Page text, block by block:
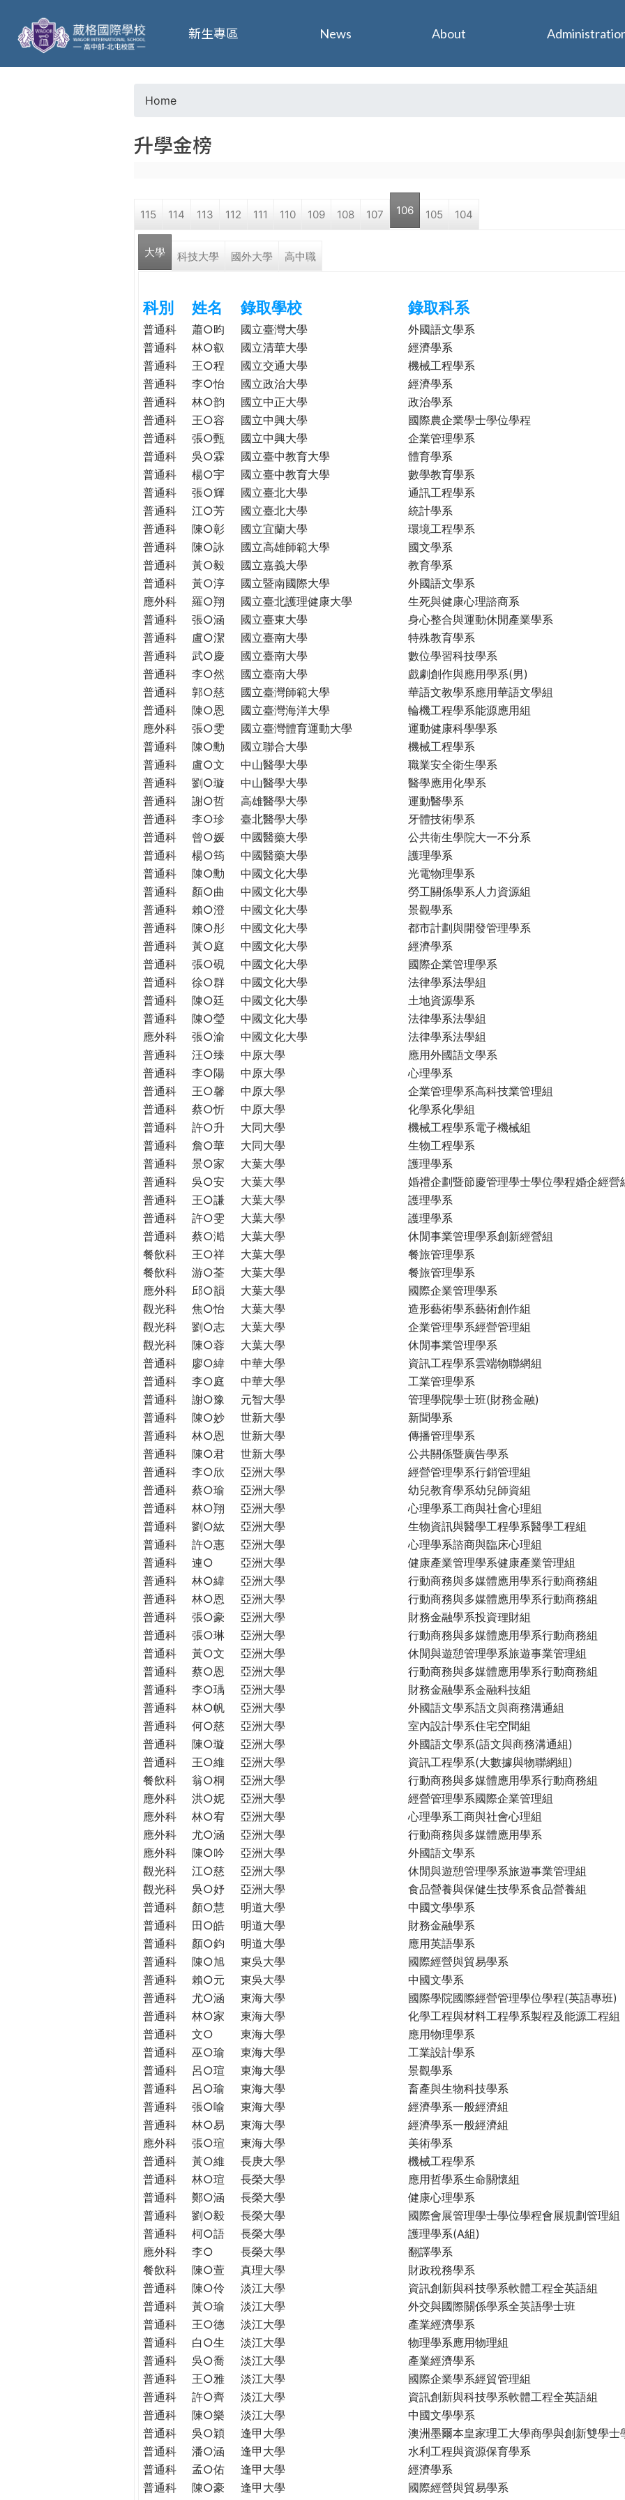
葳
格
o
a
r
h
e
r
e
Home
升學金榜
115 114 113 112 111 110 109 108 107 106 105 104
大學 科技大學 國外大學 高中職
科別 姓名 錄取學校 錄取科系
普通科 蕭○昀 國立臺灣大學
外國語文學系
普通科
林○叡 國立清華大學
經濟學系
普通科
王○程 國立交通大學
機械工程學系
普通科
李○怡 國立政治大學
經濟學系
普通科
林○韵 國立中正大學
政治學系
普通科
王○容 國立中興大學
國際農企業學士學位學程
普通科
張○甄 國立中興大學
企業管理學系
普通科
吳○霖 國立臺中教育大學
體育學系
普通科
楊○宇 國立臺中教育大學
數學教育學系
普通科
張○輝 國立臺北大學
通訊工程學系
普通科
江○芳 國立臺北大學
統計學系
普通科
陳○彰 國立宜蘭大學
環境工程學系
普通科
陳○詠 國立高雄師範大學
國文學系
普通科
黃○毅 國立嘉義大學
教育學系
普通科
黃○淳 國立暨南國際大學
外國語文學系
應外科
羅○翔 國立臺北護理健康大學
生死與健康心理諮商系
普通科
張○涵 國立臺東大學
身心整合與運動休閒產業學系
普通科
盧○潔 國立臺南大學
特殊教育學系
普通科
武○慶 國立臺南大學
數位學習科技學系
普通科
李○然 國立臺南大學
戲劇創作與應用學系(男)
普通科
郭○慈 國立臺灣師範大學
華語文教學系應用華語文學組
普通科
陳○恩 國立臺灣海洋大學
輪機工程學系能源應用組
應外科
張○雯 國立臺灣體育運動大學
運動健康科學學系
普通科
陳○勳 國立聯合大學
機械工程學系
普通科
盧○文 中山醫學大學
職業安全衛生學系
普通科
劉○璇 中山醫學大學
醫學應用化學系
普通科
謝○哲 高雄醫學大學
運動醫學系
普通科
李○珍 臺北醫學大學
牙體技術學系
普通科
曾○媛 中國醫藥大學
公共衛生學院大一不分系
普通科
楊○筠 中國醫藥大學
護理學系
普通科
陳○勳 中國文化大學
光電物理學系
普通科
顏○曲 中國文化大學
勞工關係學系人力資源組
普通科
賴○澄 中國文化大學
景觀學系
普通科
陳○彤 中國文化大學
都市計劃與開發管理學系
普通科
黃○庭 中國文化大學
經濟學系
普通科
張○硯 中國文化大學
國際企業管理學系
普通科
徐○群 中國文化大學
法律學系法學組
普通科
陳○廷 中國文化大學
土地資源學系
普通科
陳○瑩 中國文化大學
法律學系法學組
應外科
張○渝 中國文化大學
法律學系法學組
普通科
汪○臻 中原大學
應用外國語文學系
普通科
李○陽 中原大學
心理學系
普通科
王○馨 中原大學
企業管理學系高科技業管理組
普通科
蔡○忻 中原大學
化學系化學組
普通科
許○升 大同大學
機械工程學系電子機械組
普通科
詹○華 大同大學
生物工程學系
普通科
景○家 大葉大學
護理學系
普通科
吳○安 大葉大學
婚禮企劃暨節慶管理學士學位學程婚企經營
普通科
王○謙 大葉大學
護理學系
普通科
許○雯 大葉大學
護理學系
普通科
蔡○澔 大葉大學
休閒事業管理學系創新經營組
餐飲科
王○祥 大葉大學
餐旅管理學系
餐飲科
游○荃 大葉大學
餐旅管理學系
應外科
邱○韻 大葉大學
國際企業管理學系
觀光科
焦○怡 大葉大學
造形藝術學系藝術創作組
觀光科
劉○志 大葉大學
企業管理學系經營管理組
觀光科
陳○蓉 大葉大學
休閒事業管理學系
普通科
廖○緯 中華大學
資訊工程學系雲端物聯網組
普通科
李○庭 中華大學
工業管理學系
普通科
謝○豫 元智大學
管理學院學士班(財務金融)
普通科
陳○妙 世新大學
新聞學系
普通科
林○恩 世新大學
傳播管理學系
普通科
陳○君 世新大學
公共關係暨廣告學系
普通科
李○欣 亞洲大學
經營管理學系行銷管理組
普通科
蔡○瑜 亞洲大學
幼兒教育學系幼兒師資組
普通科
林○翔 亞洲大學
心理學系工商與社會心理組
普通科
劉○紘 亞洲大學
生物資訊與醫學工程學系醫學工程組
普通科
許○惠 亞洲大學
心理學系諮商與臨床心理組
普通科
連○ 亞洲大學
健康產業管理學系健康產業管理組
普通科
林○緯 亞洲大學
行動商務與多媒體應用學系行動商務組
普通科
林○恩 亞洲大學
行動商務與多媒體應用學系行動商務組
普通科
張○豪 亞洲大學
財務金融學系投資理財組
普通科
張○琳 亞洲大學
行動商務與多媒體應用學系行動商務組
普通科
黃○文 亞洲大學
休閒與遊憩管理學系旅遊事業管理組
普通科
蔡○恩 亞洲大學
行動商務與多媒體應用學系行動商務組
普通科
李○瑀 亞洲大學
財務金融學系金融科技組
普通科
林○帆 亞洲大學
外國語文學系語文與商務溝通組
普通科
何○慈 亞洲大學
室內設計學系住宅空間組
普通科
陳○璇 亞洲大學
外國語文學系(語文與商務溝通組)
普通科
王○維 亞洲大學
資訊工程學系(大數據與物聯網組)
餐飲科
翁○桐 亞洲大學
行動商務與多媒體應用學系行動商務組
應外科
洪○妮 亞洲大學
經營管理學系國際企業管理組
應外科
林○宥 亞洲大學
心理學系工商與社會心理組
應外科
尤○涵 亞洲大學
行動商務與多媒體應用學系
應外科
陳○吟 亞洲大學
外國語文學系
觀光科
江○慈 亞洲大學
休閒與遊憩管理學系旅遊事業管理組
觀光科
吳○妤 亞洲大學
食品營養與保健生技學系食品營養組
普通科
顏○慧 明道大學
中國文學學系
普通科
田○皓 明道大學
財務金融學系
普通科
顏○鈞 明道大學
應用英語學系
普通科
陳○旭 東吳大學
國際經營與貿易學系
普通科
賴○元 東吳大學
中國文學系
普通科
尤○涵 東海大學
國際學院國際經營管理學位學程(英語專班)
普通科
林○家 東海大學
化學工程與材料工程學系製程及能源工程組
普通科
文○ 東海大學
應用物理學系
普通科
巫○瑜 東海大學
工業設計學系
普通科
呂○瑄 東海大學
景觀學系
普通科
呂○瑜 東海大學
畜產與生物科技學系
普通科
張○喻 東海大學
經濟學系一般經濟組
普通科
林○易 東海大學
經濟學系一般經濟組
應外科
張○瑄 東海大學
美術學系
普通科
黃○維 長庚大學
機械工程學系
普通科
林○瑄 長榮大學
應用哲學系生命關懷組
普通科
鄭○涵 長榮大學
健康心理學系
普通科
劉○毅 長榮大學
國際會展管理學士學位學程會展規劃管理組
普通科
柯○語 長榮大學
護理學系(A組)
應外科
李○ 長榮大學
翻譯學系
餐飲科
陳○萱 真理大學
財政稅務學系
普通科
陳○伶 淡江大學
資訊創新與科技學系軟體工程全英語組
普通科
黃○瑜 淡江大學
外交與國際關係學系全英語學士班
普通科
王○德 淡江大學
產業經濟學系
普通科
白○生 淡江大學
物理學系應用物理組
普通科
吳○喬 淡江大學
產業經濟學系
普通科
王○雅 淡江大學
國際企業學系經貿管理組
普通科
許○齊 淡江大學
資訊創新與科技學系軟體工程全英語組
普通科
陳○樂 淡江大學
中國文學學系
普通科
吳○穎 逢甲大學
澳洲墨爾本皇家理工大學商學與創新雙學士
普通科
潘○涵 逢甲大學
水利工程與資源保育學系
普通科
孟○佑 逢甲大學
經濟學系
普通科
陳○豪 逢甲大學
國際經營與貿易學系
新生專區 News About